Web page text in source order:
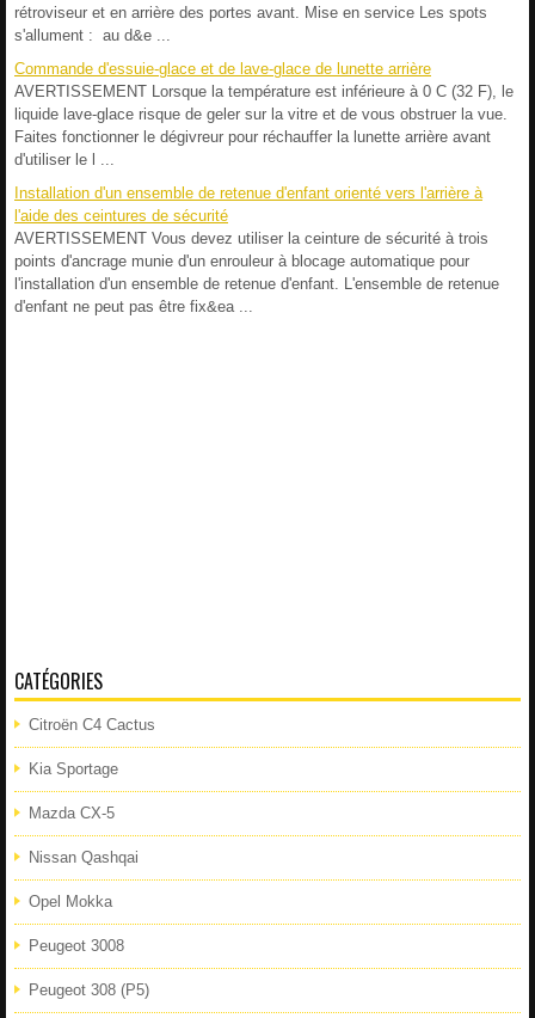
rétroviseur et en arrière des portes avant. Mise en service Les spots
s'allument : au d&e ...
Commande d'essuie-glace et de lave-glace de lunette arrière
AVERTISSEMENT Lorsque la température est inférieure à 0 C (32 F), le
liquide lave-glace risque de geler sur la vitre et de vous obstruer la vue.
Faites fonctionner le dégivreur pour réchauffer la lunette arrière avant
d'utiliser le l ...
Installation d'un ensemble de retenue d'enfant orienté vers l'arrière à
l'aide des ceintures de sécurité
AVERTISSEMENT Vous devez utiliser la ceinture de sécurité à trois
points d'ancrage munie d'un enrouleur à blocage automatique pour
l'installation d'un ensemble de retenue d'enfant. L'ensemble de retenue
d'enfant ne peut pas être fix&ea ...
CATÉGORIES
Citroën C4 Cactus
Kia Sportage
Mazda CX-5
Nissan Qashqai
Opel Mokka
Peugeot 3008
Peugeot 308 (P5)